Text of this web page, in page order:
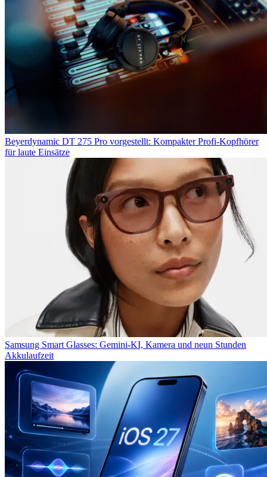
Beyerdynamic DT 275 Pro vorgestellt: Kompakter Profi-Kopfhörer
für laute Einsätze
Samsung Smart Glasses: Gemini-KI, Kamera und neun Stunden
Akkulaufzeit